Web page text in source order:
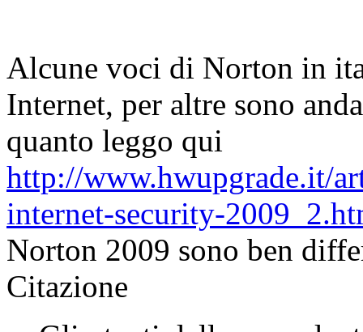
Alcune voci di Norton in
Internet, per altre sono
quanto leggo qui
http://www.hwupgrade.it/
internet-security-
Norton 2009 sono ben
Citazione